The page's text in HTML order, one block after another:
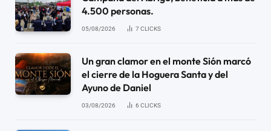
4.500 personas.
05/08/2026 7 CLICKS
Un gran clamor en el monte Sión marcó
el cierre de la Hoguera Santa y del
Ayuno de Daniel
03/08/2026 6 CLICKS